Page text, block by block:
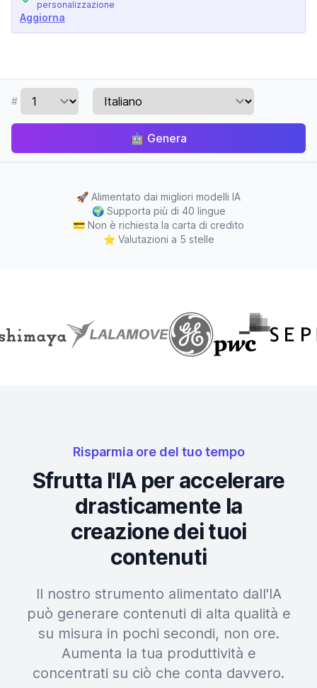
personalizzazione
Aggiorna
#
🤖 Genera
🚀 Alimentato dai migliori modelli IA
🌍 Supporta più di 40 lingue
💳 Non è richiesta la carta di credito
⭐ Valutazioni a 5 stelle
Risparmia ore del tuo tempo
Sfrutta l'IA per accelerare
drasticamente la
creazione dei tuoi
contenuti
Il nostro strumento alimentato dall'IA
può generare contenuti di alta qualità e
su misura in pochi secondi, non ore.
Aumenta la tua produttività e
concentrati su ciò che conta davvero.